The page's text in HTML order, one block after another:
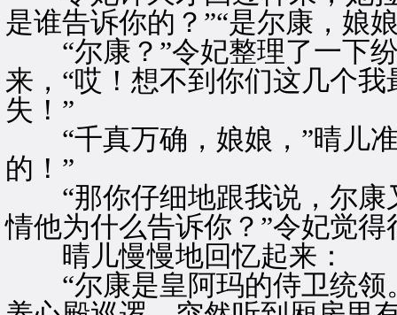
是谁告诉你的？”“是尔康，娘
“尔康？”令妃整理了一下纷
来，“哎！想不到你们这几个
失！”
“千真万确，娘娘，”晴儿准
的！”
“那你仔细地跟我说，尔康
情他为什么告诉你？”令妃觉
晴儿慢慢地回忆起来：
“尔康是皇阿玛的侍卫统领